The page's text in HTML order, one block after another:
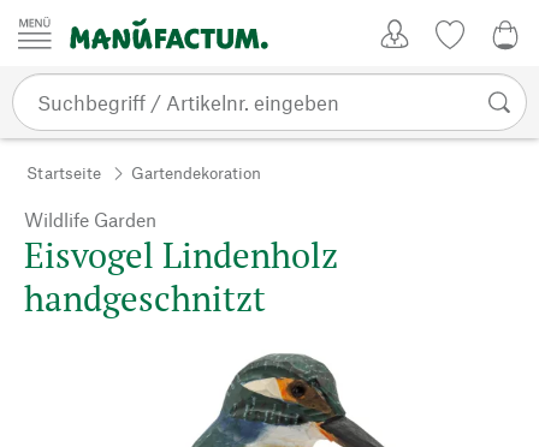
Zum Inhalt springen
Startseite Gartendekoration
Wildlife Garden
Eisvogel Lindenholz
handgeschnitzt